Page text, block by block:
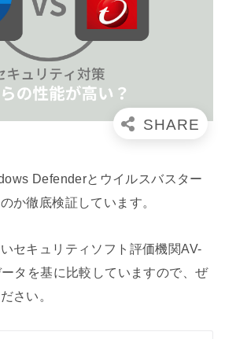
Defenderとウイルスバスター
か徹底検証しています。
セキュリティソフト評価機関AV-
タを基に比較していますので、ぜ
さい。